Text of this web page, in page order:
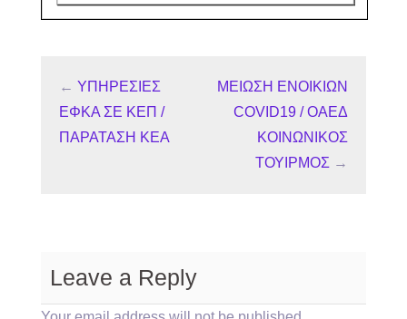
← ΥΠΗΡΕΣΙΕΣ
ΕΦΚΑ ΣΕ ΚΕΠ /
ΠΑΡΑΤΑΣΗ ΚΕΑ
ΜΕΙΩΣΗ ΕΝΟΙΚΙΩΝ
COVID19 / ΟΑΕΔ
ΚΟΙΝΩΝΙΚΟΣ
ΤΟΥΙΡΜΟΣ →
Leave a Reply